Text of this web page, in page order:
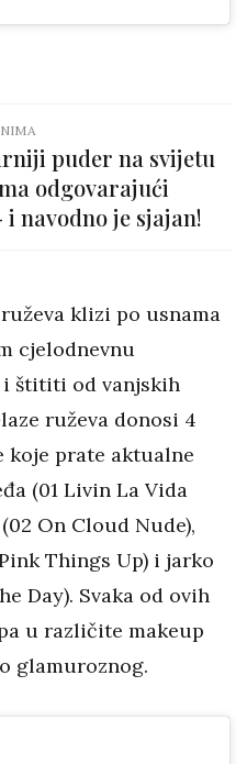
puder na svijetu
odgovarajući
navodno je sjajan!
klizi po usnama
cjelodnevnu
štititi od vanjskih
ruževa donosi 4
koje prate aktualne
(01 Livin La Vida
On Cloud Nude),
Things Up) i jarko
Day). Svaka od ovih
u različite makeup
glamuroznog.